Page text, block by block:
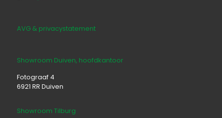
AVG & privacystatement
Showroom Duiven, hoofdkantoor
Fotograaf 4
6921 RR Duiven
Showroom Tilburg